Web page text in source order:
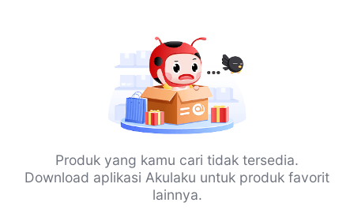
Produk yang kamu cari tidak tersedia.
Download aplikasi Akulaku untuk produk favorit
lainnya.